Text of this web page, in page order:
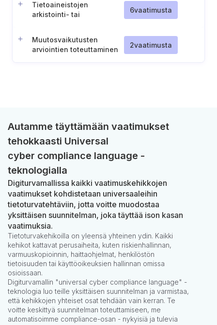
Tietoaineistojen
arkistointi- tai
6vaatimusta
Muutosvaikutusten
arviointien toteuttaminen
2vaatimusta
Autamme täyttämään vaatimukset
tehokkaasti Universal
cyber compliance language -
teknologialla
Digiturvamallissa kaikki vaatimuskehikkojen
vaatimukset kohdistetaan universaaleihin
tietoturvatehtäviin, jotta voitte muodostaa
yksittäisen suunnitelman, joka täyttää ison kasan
vaatimuksia.
Tietoturvakehikoilla on yleensä yhteinen ydin. Kaikki
kehikot kattavat perusaiheita, kuten riskienhallinnan,
varmuuskopioinnin, haittaohjelmat, henkilöstön
tietoisuuden tai käyttöoikeuksien hallinnan omissa
osioissaan.
Digiturvamallin "universal cyber compliance language" -
teknologia luo teille yksittäisen suunnitelman ja varmistaa,
että kehikkojen yhteiset osat tehdään vain kerran. Te
voitte keskittyä suunnitelman toteuttamiseen, me
automatisoimme compliance-osan - nykyisiä ja tulevia